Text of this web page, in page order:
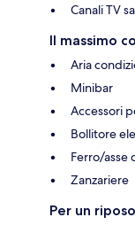
Canali TV
Il massimo
Aria
Minibar
Accessori
Bollitore
Ferro/asse
Zanzariere
Per un